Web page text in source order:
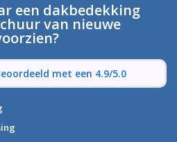
een dakbedekking
van nieuwe
met een 4.9/5.0